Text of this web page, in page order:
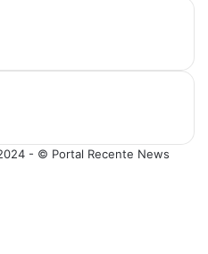
- © Portal Recente News